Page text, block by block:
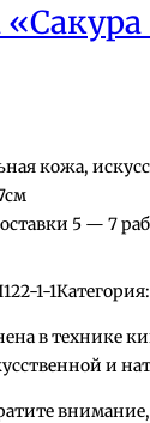
кожа,
5 — 7
1-1Категория:
в технике
и
внимание,